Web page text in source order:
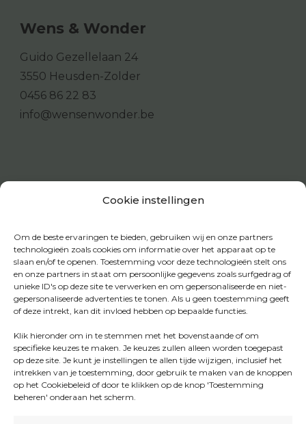
Cookie instellingen
Om de beste ervaringen te bieden, gebruiken wij en onze partners
technologieën zoals cookies om informatie over het apparaat op te
slaan en/of te openen. Toestemming voor deze technologieën stelt ons
en onze partners in staat om persoonlijke gegevens zoals surfgedrag of
unieke ID's op deze site te verwerken en om gepersonaliseerde en niet-
gepersonaliseerde advertenties te tonen. Als u geen toestemming geeft
of deze intrekt, kan dit invloed hebben op bepaalde functies.
Klik hieronder om in te stemmen met het bovenstaande of om
specifieke keuzes te maken. Je keuzes zullen alleen worden toegepast
op deze site. Je kunt je instellingen te allen tijde wijzigen, inclusief het
intrekken van je toestemming, door gebruik te maken van de knoppen
op het Cookiebeleid of door te klikken op de knop 'Toestemming
beheren' onderaan het scherm.
Wens & Wonder
Guido Gezellelaan 24
3550 Heusden-Zolder
0456 86 22 83
info@wensenwonder.be